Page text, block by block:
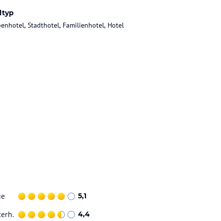
Stadthotel, Familienhotel, Hotel
5,1
4,4